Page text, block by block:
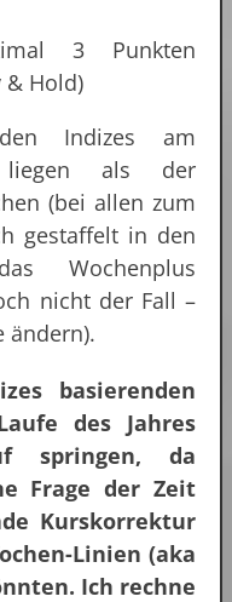
3 Punkten
& Hold)
Indizes am
liegen als der
(bei allen zum
gestaffelt in den
Wochenplus
nicht der Fall –
ändern).
basierenden
des Jahres
springen, da
Frage der Zeit
Kurskorrektur
Linien (aka
Ich rechne